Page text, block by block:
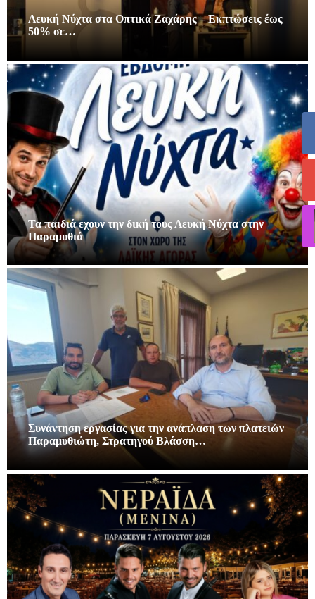
Λευκή Νύχτα στα Οπτικά Ζαχάρης – Εκπτώσεις έως
50% σε…
Τα παιδιά εχουν την δική τους Λευκή Νύχτα στην
Παραμυθιά
Συνάντηση εργασίας για την ανάπλαση των πλατειών
Παραμυθιώτη, Στρατηγού Βλάσση…